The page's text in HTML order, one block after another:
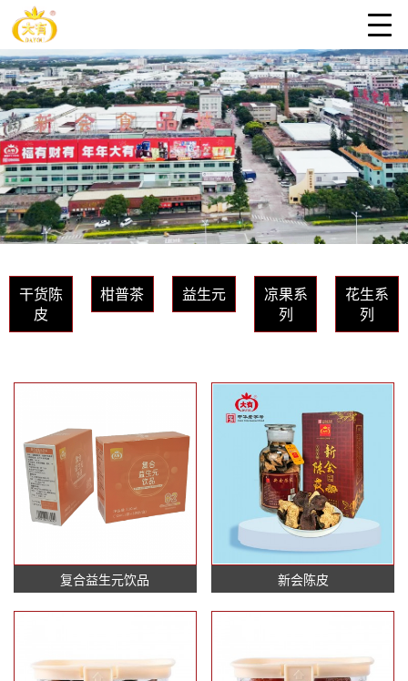
干货陈
皮
柑普茶 益生元
凉果系
列
花生系
列
复合益生元饮品 新会陈皮